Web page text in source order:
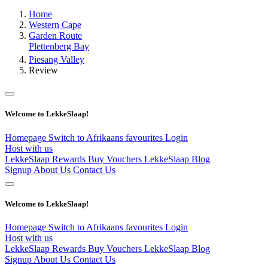
Home
Western Cape
Garden Route
Plettenberg Bay
Piesang Valley
Review
Welcome to LekkeSlaap!
Homepage Switch to Afrikaans favourites Login
Host with us
LekkeSlaap Rewards Buy Vouchers LekkeSlaap Blog
Signup About Us Contact Us
Welcome to LekkeSlaap!
Homepage Switch to Afrikaans favourites Login
Host with us
LekkeSlaap Rewards Buy Vouchers LekkeSlaap Blog
Signup About Us Contact Us